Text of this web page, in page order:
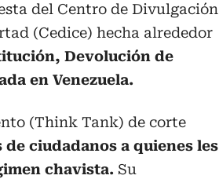
del Centro de Divulgación
(Cedice) hecha alrededor
Devolución de
en Venezuela.
(Think Tank) de corte
ciudadanos a quienes les
chavista. Su